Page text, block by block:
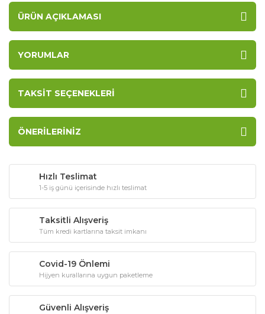
ÜRÜN AÇIKLAMASI
YORUMLAR
TAKSIT SEÇENEKLERI
ÖNERILERINIZ
Hızlı Teslimat
1-5 iş günü içerisinde hızlı teslimat
Taksitli Alışveriş
Tüm kredi kartlarına taksit imkanı
Covid-19 Önlemi
Hijyen kurallarına uygun paketleme
Güvenli Alışveriş